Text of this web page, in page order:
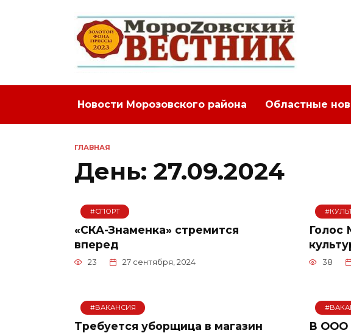
Новости Морозовского района Областные
ГЛАВНАЯ
День: 27.09.2024
#СПОРТ
«СКА-Знаменка» стремится
вперед
23 27 сентября, 2024
Голос
38
#ВАКАНСИЯ
Требуется уборщица в магазин В ООО